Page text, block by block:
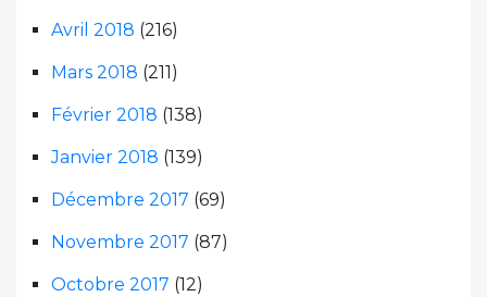
Avril 2018 (216)
Mars 2018 (211)
Février 2018 (138)
Janvier 2018 (139)
Décembre 2017 (69)
Novembre 2017 (87)
Octobre 2017 (12)